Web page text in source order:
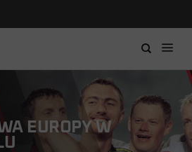
EUROPY W